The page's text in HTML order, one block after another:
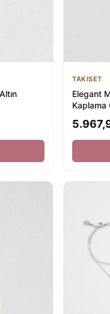
TAKISET
Elegant
Kaplama